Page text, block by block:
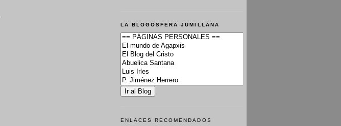
LA BLOGOSFERA JUMILLANA
ENLACES RECOMENDADOS